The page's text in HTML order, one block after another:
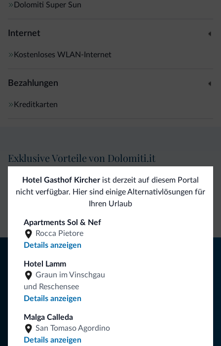
Dolomiti Super Sun
Internet
Kostenloses WLAN-Internet
Bezahlungen
Kreditkarten
Hotel Gasthof Kircher ist derzeit auf diesem Portal
nicht verfügbar. Hier sind einige Alternativlösungen für
Ihren Urlaub
Apartments Sol & Nef
Rocca Pietore
Details anzeigen
Hotel Lamm
Graun im Vinschgau
und Reschensee
Details anzeigen
Malga Calleda
San Tomaso Agordino
Details anzeigen
Exklusive Vorteile von Dolomiti.it
Direkter
Vorteilhafte
Preise
Tipps aus den Dolomiten
Sie erhalten Informationen, exklusive Angebote und
Neuigkeiten für Ihren Urlaub in den Dolomiten.
NEWSLETTER ABONNIEREN